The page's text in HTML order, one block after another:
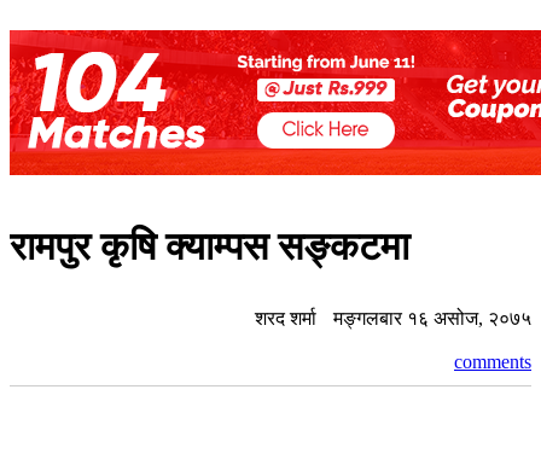
रामपुर कृषि क्याम्पस सङ्कटमा
शरद शर्मा मङ्गलबार १६ असोज, २०७५
comments